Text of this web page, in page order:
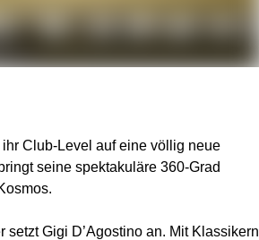
Club-Level auf eine völlig neue
seine spektakuläre 360-Grad
Gigi D’Agostino an. Mit Klassikern